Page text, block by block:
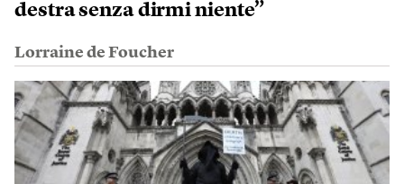
destra senza dirmi niente”
Lorraine de Foucher